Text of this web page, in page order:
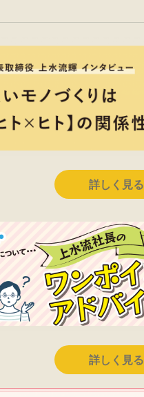
詳しく見る
詳しく見る